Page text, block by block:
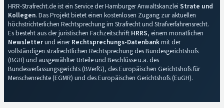
HRR-Strafrecht.de ist ein Service der Hamburger Anwaltskanzlei Strate und
Kollegen. Das Projekt bietet einen kostenlosen Zugang zur aktuellen
höchstrichterlichen Rechtsprechung im Strafrecht und Strafverfahrensrecht.
Es besteht aus der juristischen Fachzeitschrift HRRS, einem monatlichen
Newsletterund einerRechtsprechungs-Datenbankmit der
vollständigen strafrechtlichen Rechtsprechung des Bundesgerichtshofs
(BGH) und ausgewählter Urteile und Beschlüsse u.a. des
Bundesverfassungsgerichts (BVerfG), des Europäischen Gerichtshofs für
Menschenrechte (EGMR) und des Europäischen Gerichtshofs (EuGH).